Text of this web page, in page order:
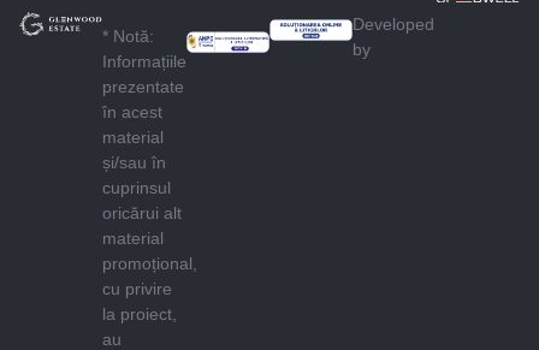
* Notă:
Informațiile
prezentate
în acest
material
și/sau în
cuprinsul
oricărui alt
material
promoțional,
cu privire
la proiect,
au
Developed
by